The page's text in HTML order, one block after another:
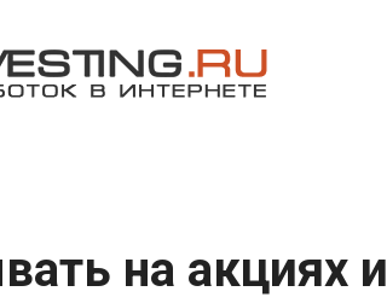
на акциях и